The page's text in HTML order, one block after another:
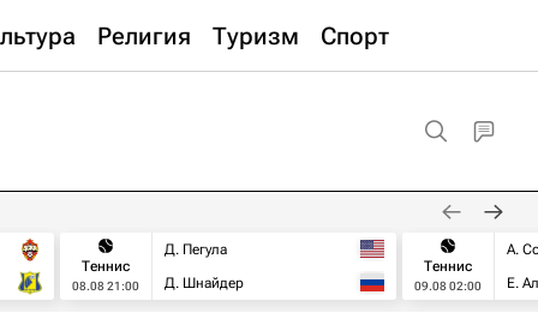
Религия Туризм Спорт
Теннис
08.08 21:00
Д. Пегула
Д. Шнайдер
Теннис
09.08 02:00
А.
Е.